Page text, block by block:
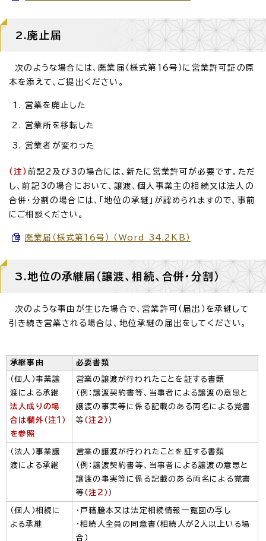
2.廃止届
次のような場合には、廃業届（様式第16号）に営業許可証の原
本を添えて、ご提出ください。
営業を廃止した
営業所を移転した
営業者が変わった
（注） 前記2及び3の場合には、新たに営業許可が必要です。ただ
し、前記3の場合において、譲渡、個人事業主の相続又は法人の
合併・分割の場合には、「地位の承継」が認められますので、事前
にご相談ください。
廃業届（様式第16号） （Word 34.2KB）
3.地位の承継届（譲渡、相続、合併・分割）
次のような事由が生じた場合で、営業許可（届出）を承継して
引き続き営業される場合は、地位承継の届出をしてください。
承継事由 必要書類
（個人）事業譲
渡による承継
法人成りの場
合は欄外（注1）
を参照
営業の譲渡が行われたことを証する書類
（例：譲渡契約書等、当事者による譲渡の意思と
譲渡の事実等に係る記載のある両名による覚書
等（注2） ）
（法人）事業譲
渡による承継
営業の譲渡が行われたことを証する書類
（例：譲渡契約書等、当事者による譲渡の意思と
譲渡の事実等に係る記載のある両名による覚書
等（注2） ）
（個人）相続に
よる承継
・戸籍謄本又は法定相続情報一覧図の写し
・相続人全員の同意書（相続人が2人以上いる場
合）